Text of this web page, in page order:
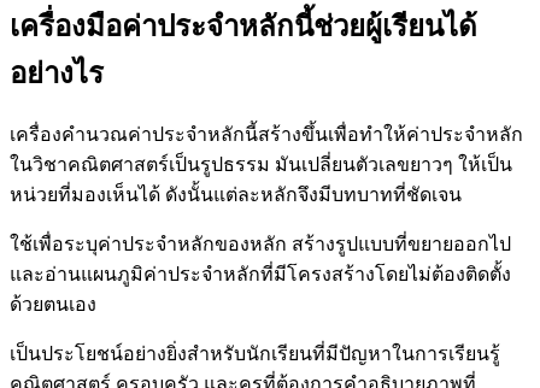
เครื่องมือค่าประจำหลักนี้ช่วยผู้เรียนได้
อย่างไร
เครื่องคำนวณค่าประจำหลักนี้สร้างขึ้นเพื่อทำให้ค่าประจำหลัก
ในวิชาคณิตศาสตร์เป็นรูปธรรม มันเปลี่ยนตัวเลขยาวๆ ให้เป็น
หน่วยที่มองเห็นได้ ดังนั้นแต่ละหลักจึงมีบทบาทที่ชัดเจน
ใช้เพื่อระบุค่าประจำหลักของหลัก สร้างรูปแบบที่ขยายออกไป
และอ่านแผนภูมิค่าประจำหลักที่มีโครงสร้างโดยไม่ต้องติดตั้ง
ด้วยตนเอง
เป็นประโยชน์อย่างยิ่งสำหรับนักเรียนที่มีปัญหาในการเรียนรู้